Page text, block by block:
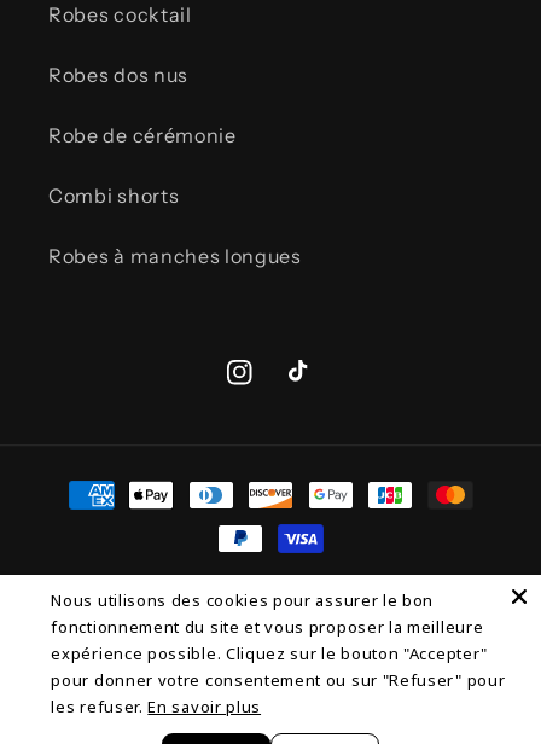
Robes cocktail
Robes dos nus
Robe de cérémonie
Combi shorts
Robes à manches longues
InstagramTikTok
Moyens
de
Politique de remboursement
Politique de confidentialité Conditions d’utilisation
Politique d’expédition
Conditions générales de vente Mentions légales
Nous utilisons des cookies pour assurer le bon
fonctionnement du site et vous proposer la meilleure
expérience possible. Cliquez sur le bouton "Accepter"
pour donner votre consentement ou sur "Refuser" pour
les refuser. En savoir plus